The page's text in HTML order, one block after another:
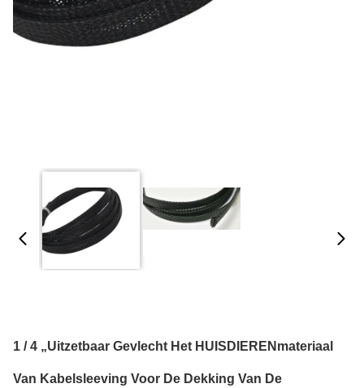
1 / 4 „Uitzetbaar Gevlecht Het HUISDIERENmateriaal
Van Kabelsleeving Voor De Dekking Van De